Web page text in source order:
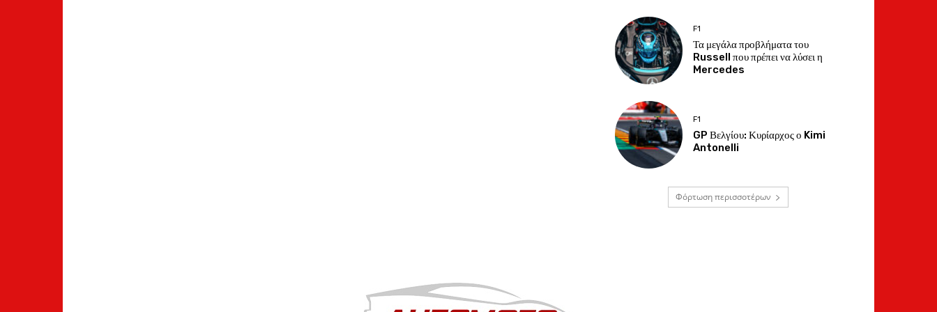
F1
Τα μεγάλα προβλήματα του
Russell που πρέπει να λύσει η
Mercedes
F1
GP Βελγίου: Κυρίαρχος ο Kimi
Antonelli
Φόρτωση περισσοτέρων